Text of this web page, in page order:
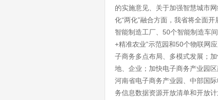
的实施意见、关于加强智慧城市
化“两化”融合方面，我省将全面
智能制造工厂、50个智能制造车
+精准农业”示范园和50个物联网
子商务多点布局、多模式发展；
地、企业；加快电子商务产业园
河南省电子商务产业园、中部国
务信息数据资源开放清单和开放